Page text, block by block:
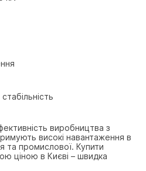
виробництва з
високі навантаження в
та промислової. Купити
ціною в Києві – швидка